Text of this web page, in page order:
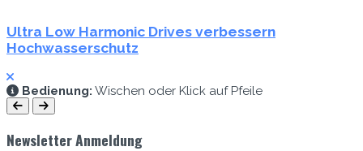
Ultra Low Harmonic Drives verbessern
Hochwasserschutz
Bedi­enung: Wis­chen oder Klick auf Pfeile
Newsletter Anmeldung